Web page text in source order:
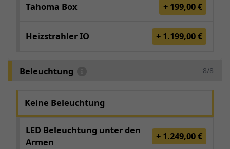
Tahoma Box + 199,00 €
Heizstrahler IO + 1.199,00 €
Beleuchtung 8/8
Keine Beleuchtung
LED Beleuchtung unter den
Armen
+ 1.249,00 €